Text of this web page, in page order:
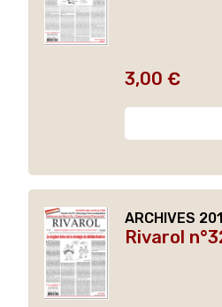
Prix
3,00 €
ARCHIVES
Rivarol